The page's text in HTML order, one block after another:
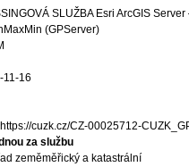
SLUŽBA Esri ArcGIS
(GPServer)
11-16
https://cuzk.cz/CZ-00025712-
za službu
zeměměřický a katastrální